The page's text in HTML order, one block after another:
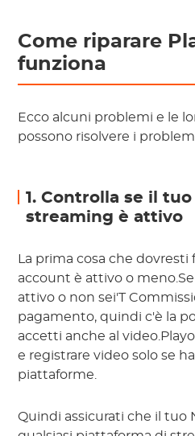
Come riparare
funziona
Ecco alcuni problemi e le
possono risolvere i
1. Controlla se il
streaming è attivo
La prima cosa che dovresti
account è attivo o
attivo o non sei'T
pagamento, quindi c'è la
accetti anche al
e registrare video solo se
piattaforme.
Quindi assicurati che il tuo